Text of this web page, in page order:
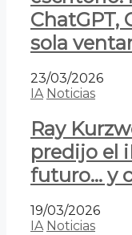
ChatGPT,
sola
23/03/2026
IA Noticias
Ray
predijo el
futuro… y
19/03/2026
IA Noticias